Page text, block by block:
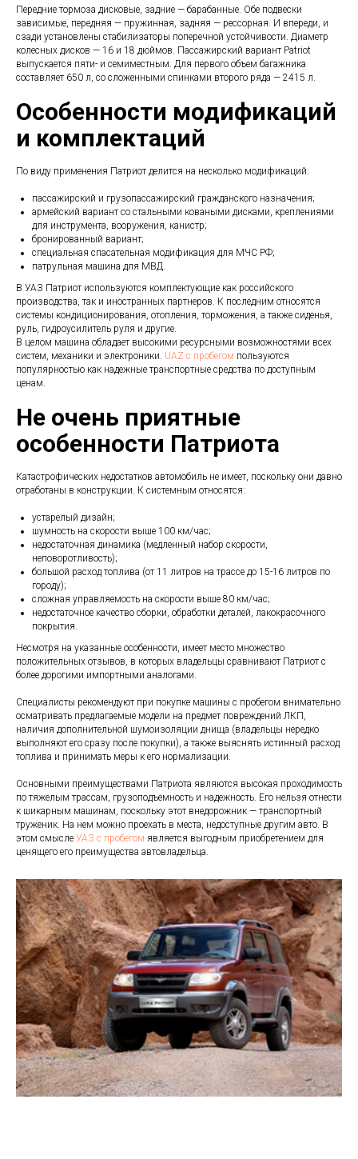
Передние тормоза дисковые, задние — барабанные. Обе подвески
зависимые, передняя — пружинная, задняя — рессорная. И впереди, и
сзади установлены стабилизаторы поперечной устойчивости. Диаметр
колесных дисков — 16 и 18 дюймов. Пассажирский вариант Patriot
выпускается пяти- и семиместным. Для первого объем багажника
составляет 650 л, со сложенными спинками второго ряда — 2415 л.
Особенности модификаций
и комплектаций
По виду применения Патриот делится на несколько модификаций:
пассажирский и грузопассажирский гражданского назначения;
армейский вариант со стальными коваными дисками, креплениями
для инструмента, вооружения, канистр;
бронированный вариант;
специальная спасательная модификация для МЧС РФ;
патрульная машина для МВД.
В УАЗ Патриот используются комплектующие как российского
производства, так и иностранных партнеров. К последним относятся
системы кондиционирования, отопления, торможения, а также сиденья,
руль, гидроусилитель руля и другие.
В целом машина обладает высокими ресурсными возможностями всех
систем, механики и электроники. UAZ с пробегом пользуются
популярностью как надежные транспортные средства по доступным
ценам.
Не очень приятные
особенности Патриота
Катастрофических недостатков автомобиль не имеет, поскольку они давно
отработаны в конструкции. К системным относятся:
устарелый дизайн;
шумность на скорости выше 100 км/час;
недостаточная динамика (медленный набор скорости,
неповоротливость);
большой расход топлива (от 11 литров на трассе до 15-16 литров по
городу);
сложная управляемость на скорости выше 80 км/час;
недостаточное качество сборки, обработки деталей, лакокрасочного
покрытия.
Несмотря на указанные особенности, имеет место множество
положительных отзывов, в которых владельцы сравнивают Патриот с
более дорогими импортными аналогами.
Специалисты рекомендуют при покупке машины с пробегом внимательно
осматривать предлагаемые модели на предмет повреждений ЛКП,
наличия дополнительной шумоизоляции днища (владельцы нередко
выполняют его сразу после покупки), а также выяснять истинный расход
топлива и принимать меры к его нормализации.
Основными преимуществами Патриота являются высокая проходимость
по тяжелым трассам, грузоподъемность и надежность. Его нельзя отнести
к шикарным машинам, поскольку этот внедорожник — транспортный
труженик. На нем можно проехать в места, недоступные другим авто. В
этом смысле УАЗ с пробегом является выгодным приобретением для
ценящего его преимущества автовладельца.